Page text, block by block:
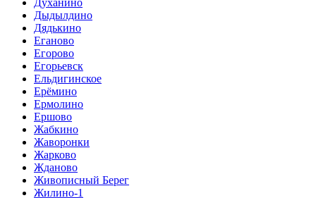
Духанино
Дыдылдино
Дядькино
Еганово
Егорово
Егорьевск
Ельдигинское
Ерёмино
Ермолино
Ершово
Жабкино
Жаворонки
Жарково
Жданово
Живописный Берег
Жилино-1